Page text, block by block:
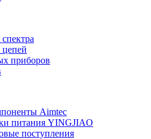
цепей
приборов
Aimtec
питания YINGJIAO
поступления